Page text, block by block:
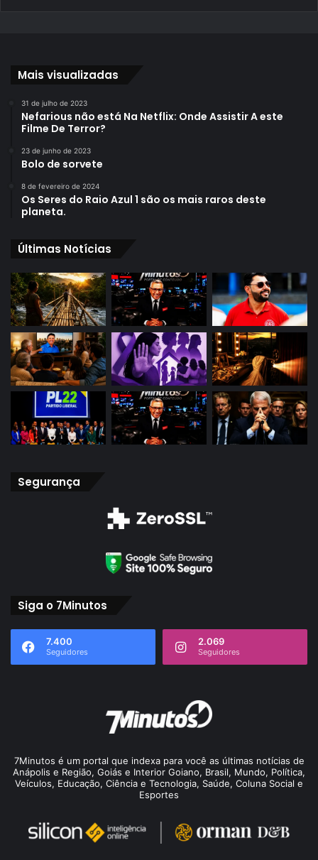
Mais visualizadas
31 de julho de 2023
Nefarious não está Na Netflix: Onde Assistir A este
Filme De Terror?
23 de junho de 2023
Bolo de sorvete
8 de fevereiro de 2024
Os Seres do Raio Azul 1 são os mais raros deste
planeta.
Últimas Notícias
Segurança
Siga o 7Minutos
7.400
Seguidores
2.069
Seguidores
7Minutos é um portal que indexa para você as últimas notícias de
Anápolis e Região, Goiás e Interior Goiano, Brasil, Mundo, Política,
Veículos, Educação, Ciência e Tecnologia, Saúde, Coluna Social e
Esportes